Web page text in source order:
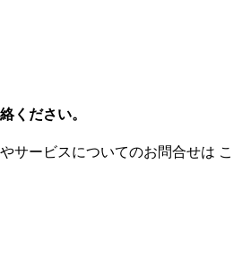
ください。
サービスについてのお問合せは こ